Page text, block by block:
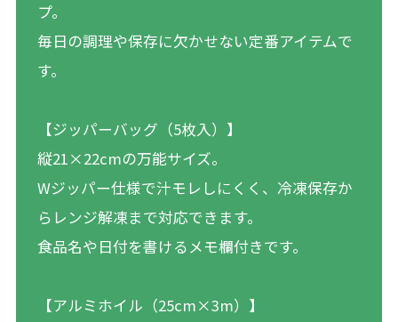
プ。
毎日の調理や保存に欠かせない定番アイテムで
す。
【ジッパーバッグ（5枚入）】
縦21×22cmの万能サイズ。
Wジッパー仕様で汁モレしにくく、冷凍保存か
らレンジ解凍まで対応できます。
食品名や日付を書けるメモ欄付きです。
【アルミホイル（25cm×3m）】